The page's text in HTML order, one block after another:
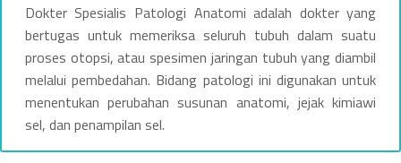
Dokter Spesialis Patologi Anatomi adalah dokter yang
bertugas untuk memeriksa seluruh tubuh dalam suatu
proses otopsi, atau spesimen jaringan tubuh yang diambil
melalui pembedahan. Bidang patologi ini digunakan untuk
menentukan perubahan susunan anatomi, jejak kimiawi
sel, dan penampilan sel.